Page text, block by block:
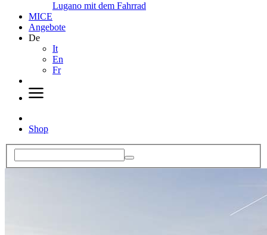
Lugano mit dem Fahrrad
MICE
Angebote
De
It
En
Fr
Shop